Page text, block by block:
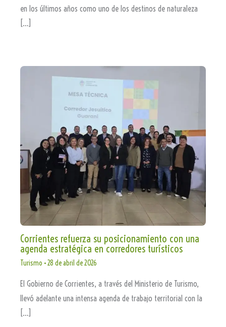
en los últimos años como uno de los destinos de naturaleza
[…]
Corrientes refuerza su posicionamiento con una
agenda estratégica en corredores turísticos
Turismo •28 de abril de 2026
El Gobierno de Corrientes, a través del Ministerio de Turismo,
llevó adelante una intensa agenda de trabajo territorial con la
[…]